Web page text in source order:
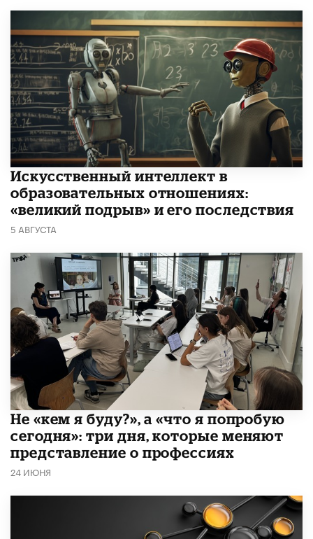
​Искусственный интеллект в
образовательных отношениях:
«великий подрыв» и его последствия
5 АВГУСТА
Не «кем я буду?», а «что я попробую
сегодня»: три дня, которые меняют
представление о профессиях
24 ИЮНЯ